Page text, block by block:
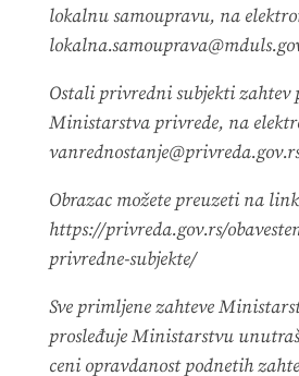
lokalnu samoupravu, na
Ostali privredni subjekti zahtev
Ministarstva privrede, na
Obrazac možete preuzeti na
https://privreda.gov.rs/
privredne-subjekte/
Sve primljene zahteve
prosleđuje Ministarstvu
ceni opravdanost podnetih